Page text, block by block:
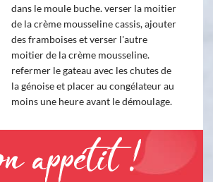
dans le moule buche. verser la moitier
de la crème mousseline cassis, ajouter
des framboises et verser l'autre
moitier de la crème mousseline.
refermer le gateau avec les chutes de
la génoise et placer au congélateur au
moins une heure avant le démoulage.
appétit !